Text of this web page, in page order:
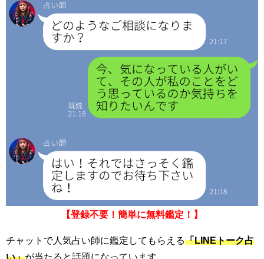
【登録不要！簡単に無料鑑定！】
チャットで人気占い師に鑑定してもらえる「LINEトーク占
い」が当たると話題になっています。